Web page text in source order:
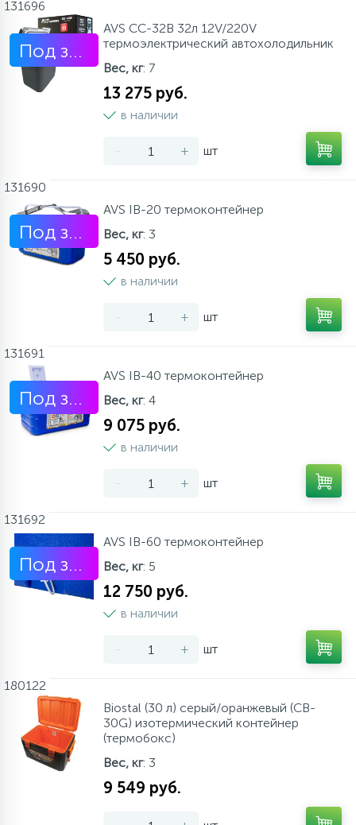
Под заказ
131696
AVS CC-32B 32л 12V/220V
термоэлектрический автохолодильник
Вес, кг: 7
13 275 руб.
в наличии
- + шт
Под заказ
131690
AVS IB-20 термоконтейнер
Вес, кг: 3
5 450 руб.
в наличии
- + шт
Под заказ
131691
AVS IB-40 термоконтейнер
Вес, кг: 4
9 075 руб.
в наличии
- + шт
Под заказ
131692
AVS IB-60 термоконтейнер
Вес, кг: 5
12 750 руб.
в наличии
- + шт
180122
Biostal (30 л) серый/оранжевый (CB-
30G) изотермический контейнер
(термобокс)
Вес, кг: 3
9 549 руб.